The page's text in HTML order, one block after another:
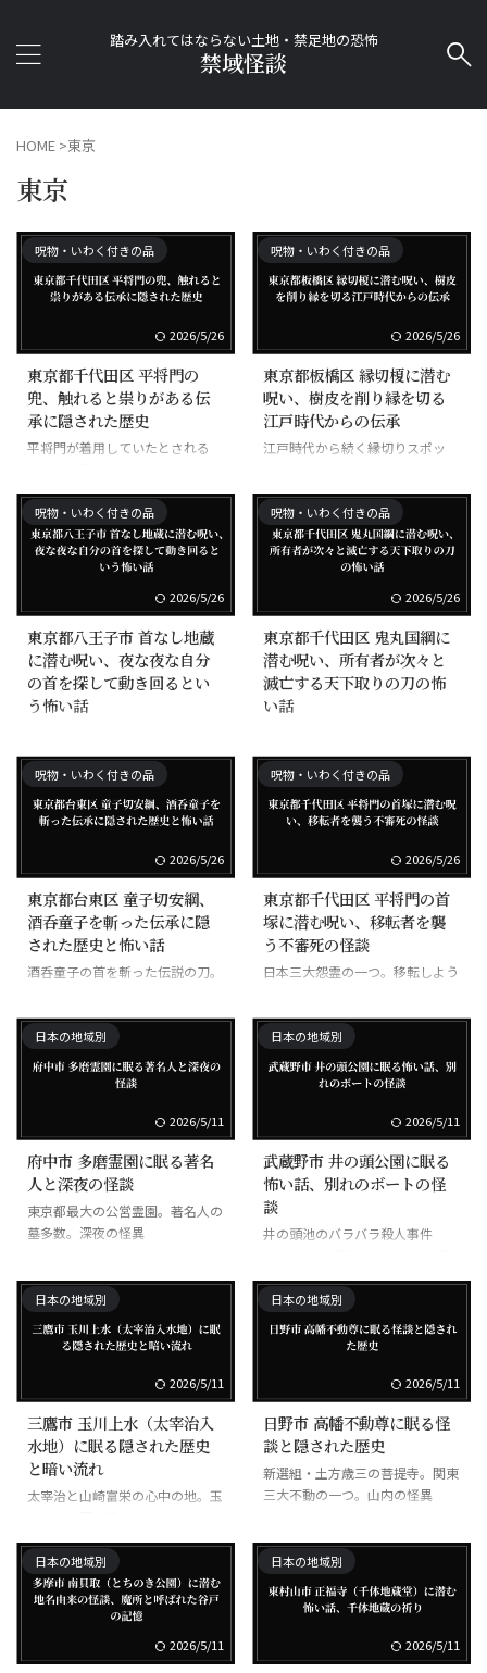
踏み入れてはならない土地・禁足地の恐怖
禁域怪談
HOME >東京
東京
呪物・いわく付きの品
2026/5/26
東京都千代田区 平将門の
兜、触れると祟りがある伝
承に隠された歴史
平将門が着用していたとされる
触れると祟りがあるとされる。
呪物・いわく付きの品
2026/5/26
東京都板橋区 縁切榎に潜む
呪い、樹皮を削り縁を切る
江戸時代からの伝承
江戸時代から続く縁切りスポッ
樹皮を削って煎じると縁が切れる
とされる。
呪物・いわく付きの品
2026/5/26
東京都八王子市 首なし地蔵
に潜む呪い、夜な夜な自分
の首を探して動き回るとい
う怖い話
時に首を斬られた地蔵。夜になる
と首を探して動き回るという。
呪物・いわく付きの品
2026/5/26
東京都千代田区 鬼丸国綱に
潜む呪い、所有者が次々と
滅亡する天下取りの刀の怖
い話
現れた鬼を斬ったとされる。所有
者が次々と滅亡する「天下取りの
刀」。
呪物・いわく付きの品
2026/5/26
東京都台東区 童子切安綱、
酒呑童子を斬った伝承に隠
された歴史と怖い話
酒呑童子の首を斬った伝説の刀。
体の遺体を重ねて一刀両断した記
録あり。
呪物・いわく付きの品
2026/5/26
東京都千代田区 平将門の首
塚に潜む呪い、移転者を襲
う不審死の怪談
日本三大怨霊の一つ。移転しよう
も撤去を断念した最強の呪いスポ
ット。
日本の地域別
2026/5/11
府中市 多磨霊園に眠る著名
人と深夜の怪談
東京都最大の公営霊園。著名人の
墓多数。深夜の怪異
日本の地域別
2026/5/11
武蔵野市 井の頭公園に眠る
怖い話、別れのボートの怪
談
井の頭池のバラバラ殺人事件
ったカップルは別れる
日本の地域別
2026/5/11
三鷹市 玉川上水（太宰治入
水地）に眠る隠された歴史
と暗い流れ
太宰治と山崎富栄の心中の地。玉
日本の地域別
2026/5/11
日野市 高幡不動尊に眠る怪
談と隠された歴史
新選組・土方歳三の菩提寺。関東
三大不動の一つ。山内の怪異
日本の地域別
2026/5/11
日本の地域別
2026/5/11